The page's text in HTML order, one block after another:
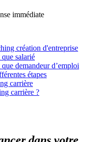
immédiate
création d'entreprise
salarié
demandeur d’emploi
étapes
carrière
carrière ?
carrière ?
professionnel pour